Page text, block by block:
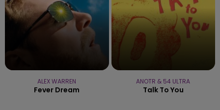
ALEX WARREN
Fever Dream
ANOTR & 54 ULTRA
Talk To You